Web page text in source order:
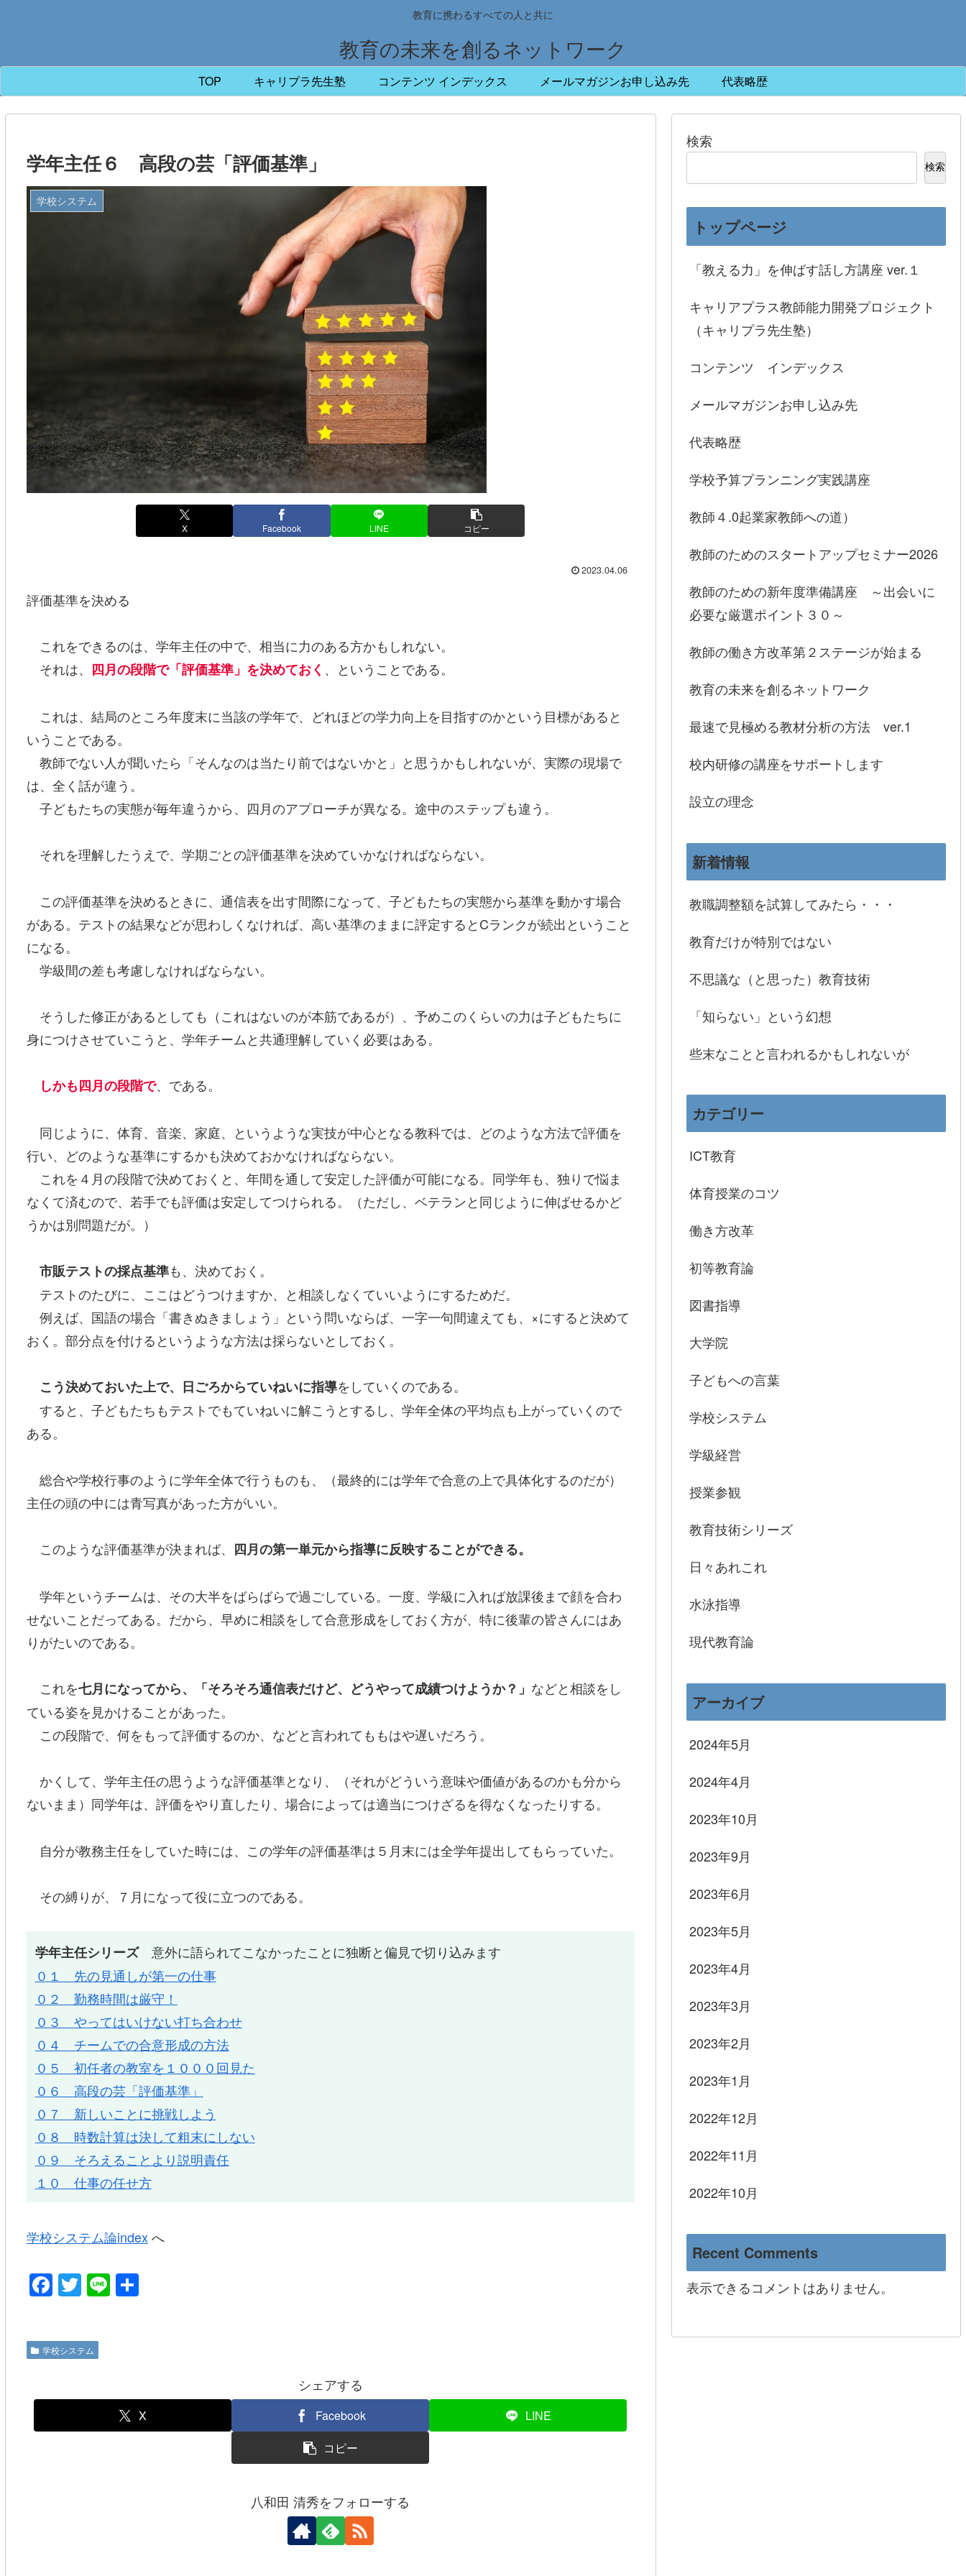
教育に携わるすべての人と共に
教育の未来を創るネットワーク
TOP キャリプラ先生塾 コンテンツ インデックス メールマガジンお申し込み先 代表略歴
学年主任６ 高段の芸「評価基準」
学校システム
X Facebook LINE コピー
2023.04.06
評価基準を決める
これをできるのは、学年主任の中で、相当に力のある方かもしれない。
それは、 四月の段階で「評価基準」を決めておく 、ということである。
これは、結局のところ年度末に当該の学年で、どれほどの学力向上を目指すのかという目標があると
いうことである。
教師でない人が聞いたら「そんなのは当たり前ではないかと」と思うかもしれないが、実際の現場で
は、全く話が違う。
子どもたちの実態が毎年違うから、四月のアプローチが異なる。途中のステップも違う。
それを理解したうえで、学期ごとの評価基準を決めていかなければならない。
この評価基準を決めるときに、通信表を出す間際になって、子どもたちの実態から基準を動かす場合
がある。テストの結果などが思わしくなければ、高い基準のままに評定するとCランクが続出ということ
になる。
学級間の差も考慮しなければならない。
そうした修正があるとしても（これはないのが本筋であるが）、予めこのくらいの力は子どもたちに
身につけさせていこうと、学年チームと共通理解していく必要はある。
しかも四月の段階で、である。
同じように、体育、音楽、家庭、というような実技が中心となる教科では、どのような方法で評価を
行い、どのような基準にするかも決めておかなければならない。
これを４月の段階で決めておくと、年間を通して安定した評価が可能になる。同学年も、独りで悩ま
なくて済むので、若手でも評価は安定してつけられる。（ただし、ベテランと同じように伸ばせるかど
うかは別問題だが。）
市販テストの採点基準も、決めておく。
テストのたびに、ここはどうつけますか、と相談しなくていいようにするためだ。
例えば、国語の場合「書きぬきましょう」という問いならば、一字一句間違えても、×にすると決めて
おく。部分点を付けるというような方法は採らないとしておく。
こう決めておいた上で、日ごろからていねいに指導をしていくのである。
すると、子どもたちもテストでもていねいに解こうとするし、学年全体の平均点も上がっていくので
ある。
総合や学校行事のように学年全体で行うものも、（最終的には学年で合意の上で具体化するのだが）
主任の頭の中には青写真があった方がいい。
このような評価基準が決まれば、 四月の第一単元から指導に反映することができる。
学年というチームは、その大半をばらばらで過ごしている。一度、学級に入れば放課後まで顔を合わ
せないことだってある。だから、早めに相談をして合意形成をしておく方が、特に後輩の皆さんにはあ
りがたいのである。
これを七月になってから、「そろそろ通信表だけど、どうやって成績つけようか？」 などと相談をし
ている姿を見かけることがあった。
この段階で、何をもって評価するのか、などと言われてももはや遅いだろう。
かくして、学年主任の思うような評価基準となり、（それがどういう意味や価値があるのかも分から
ないまま）同学年は、評価をやり直したり、場合によっては適当につけざるを得なくなったりする。
自分が教務主任をしていた時には、この学年の評価基準は５月末には全学年提出してもらっていた。
その縛りが、７月になって役に立つのである。
学年主任シリーズ意外に語られてこなかったことに独断と偏見で切り込みます
０１ 先の見通しが第一の仕事
０２ 勤務時間は厳守！
０３ やってはいけない打ち合わせ
０４ チームでの合意形成の方法
０５ 初任者の教室を１０００回見た
０６ 高段の芸「評価基準」
０７ 新しいことに挑戦しよう
０８ 時数計算は決して粗末にしない
０９ そろえることより説明責任
１０ 仕事の任せ方
学校システム論indexへ
F
a
e
o
o
T
wi
er
Li
n
共
学校システム
シェアする
X Facebook
LINE
コピー
八和田 清秀をフォローする
検索
検索
トップページ
「教える力」を伸ばす話し方講座 ver.１
キャリアプラス教師能力開発プロジェクト
（キャリプラ先生塾）
コンテンツ インデックス
メールマガジンお申し込み先
代表略歴
学校予算プランニング実践講座
教師４.0起業家教師への道）
教師のためのスタートアップセミナー2026
教師のための新年度準備講座 ～出会いに
必要な厳選ポイント３０～
教師の働き方改革第２ステージが始まる
教育の未来を創るネットワーク
最速で見極める教材分析の方法 ver.1
校内研修の講座をサポートします
設立の理念
新着情報
教職調整額を試算してみたら・・・
教育だけが特別ではない
不思議な（と思った）教育技術
「知らない」という幻想
些末なことと言われるかもしれないが
カテゴリー
ICT教育
体育授業のコツ
働き方改革
初等教育論
図書指導
大学院
子どもへの言葉
学校システム
学級経営
授業参観
教育技術シリーズ
日々あれこれ
水泳指導
現代教育論
アーカイブ
2024年5月
2024年4月
2023年10月
2023年9月
2023年6月
2023年5月
2023年4月
2023年3月
2023年2月
2023年1月
2022年12月
2022年11月
2022年10月
Recent Comments
表示できるコメントはありません。